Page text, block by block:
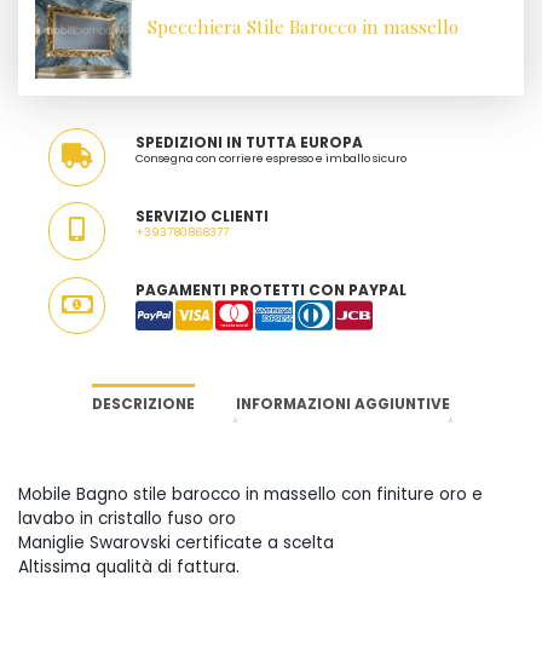
Specchiera Stile Barocco in massello
SPEDIZIONI IN TUTTA EUROPA
Consegna con corriere espresso e imballo sicuro
SERVIZIO CLIENTI
+393780868377
PAGAMENTI PROTETTI CON PAYPAL
DESCRIZIONE INFORMAZIONI AGGIUNTIVE
Mobile Bagno stile barocco in massello con finiture oro e
lavabo in cristallo fuso oro
Maniglie Swarovski certificate a scelta
Altissima qualità di fattura.